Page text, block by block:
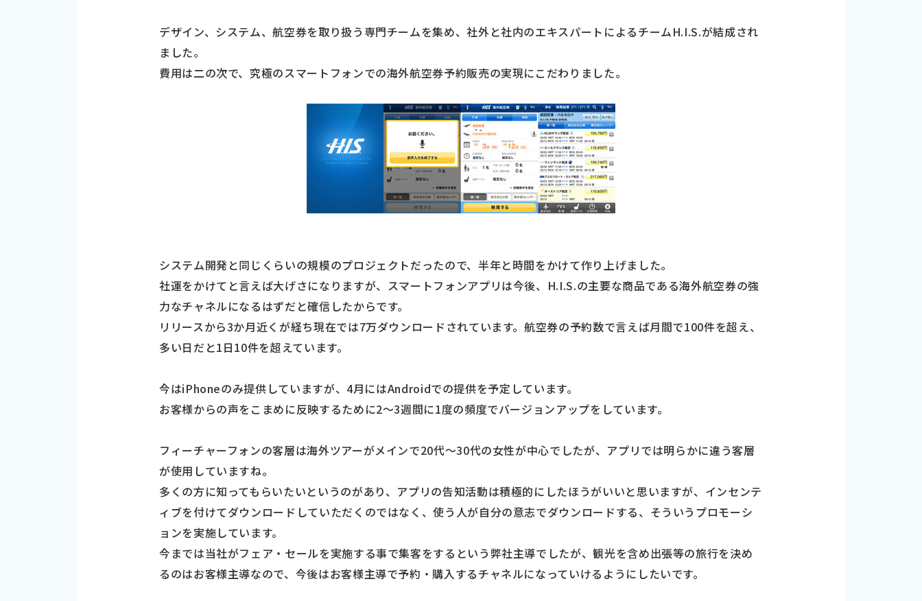
デザイン、システム、航空券を取り扱う専門チームを集め、社外と社内のエキスパートによるチームH.I.S.が結成され
ました。
費用は二の次で、究極のスマートフォンでの海外航空券予約販売の実現にこだわりました。
システム開発と同じくらいの規模のプロジェクトだったので、半年と時間をかけて作り上げました。
社運をかけてと言えば大げさになりますが、スマートフォンアプリは今後、H.I.S.の主要な商品である海外航空券の強
力なチャネルになるはずだと確信したからです。
リリースから3か月近くが経ち現在では7万ダウンロードされています。航空券の予約数で言えば月間で100件を超え、
多い日だと1日10件を超えています。
今はiPhoneのみ提供していますが、4月にはAndroidでの提供を予定しています。
お客様からの声をこまめに反映するために2～3週間に1度の頻度でバージョンアップをしています。
フィーチャーフォンの客層は海外ツアーがメインで20代～30代の女性が中心でしたが、アプリでは明らかに違う客層
が使用していますね。
多くの方に知ってもらいたいというのがあり、アプリの告知活動は積極的にしたほうがいいと思いますが、インセンテ
ィブを付けてダウンロードしていただくのではなく、使う人が自分の意志でダウンロードする、そういうプロモーシ
ョンを実施しています。
今までは当社がフェア・セールを実施する事で集客をするという弊社主導でしたが、観光を含め出張等の旅行を決め
るのはお客様主導なので、今後はお客様主導で予約・購入するチャネルになっていけるようにしたいです。